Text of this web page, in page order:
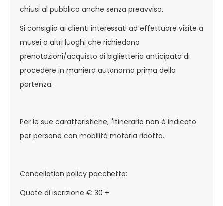
chiusi al pubblico anche senza preavviso.
Si consiglia ai clienti interessati ad effettuare visite a
musei o altri luoghi che richiedono
prenotazioni/acquisto di biglietteria anticipata di
procedere in maniera autonoma prima della
partenza.
Per le sue caratteristiche, l'itinerario non è indicato
per persone con mobilità motoria ridotta.
Cancellation policy pacchetto:
Quote di iscrizione € 30 +